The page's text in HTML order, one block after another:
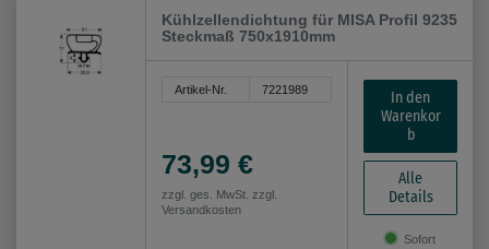
Kühlzellendichtung für MISA Profil 9235
Steckmaß 750x1910mm
Artikel-Nr. 7221989
73,99 €
zzgl. ges. MwSt. zzgl.
Versandkosten
In den
Warenkor
b
Alle
Details
Sofort